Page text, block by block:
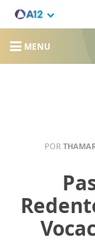
MENU
POR